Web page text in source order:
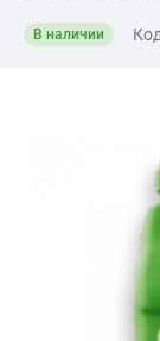
В наличии